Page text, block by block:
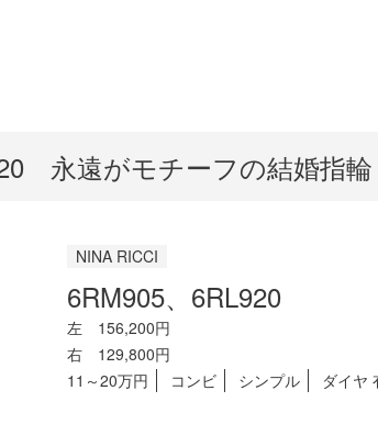
永遠がモチーフの結婚指
NINA RICCI
6RM905、6RL920
左 156,200円
右 129,800円
11～20万円
コンビ シンプル ダイヤ